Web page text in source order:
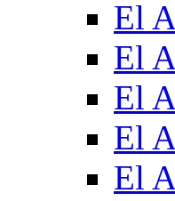
El
El
El
El
El